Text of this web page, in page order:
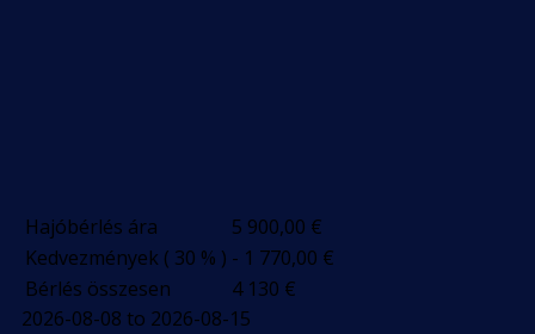
Hajóbérlés ára 5 900,00 €
Kedvezmények ( 30 % ) - 1 770,00 €
Bérlés összesen
4 130 €
2026-08-08 to 2026-08-15